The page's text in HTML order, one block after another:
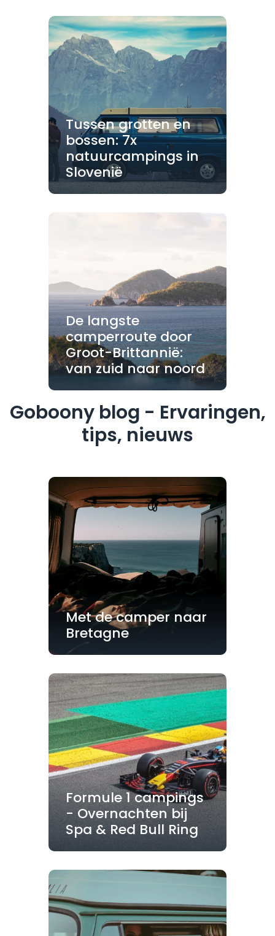
Tussen grotten en
bossen: 7x
natuurcampings in
Slovenië
De langste
camperroute door
Groot-Brittannië:
van zuid naar noord
Goboony blog - Ervaringen,
tips, nieuws
Met de camper naar
Bretagne
Formule 1 campings
- Overnachten bij
Spa & Red Bull Ring